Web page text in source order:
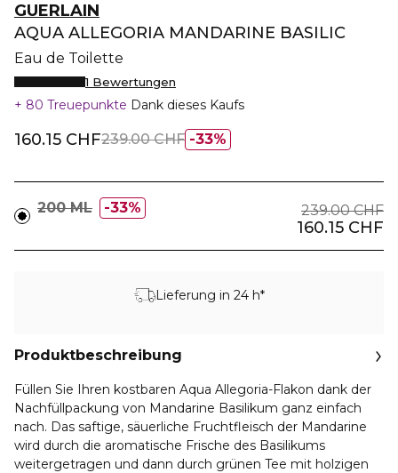
GUERLAIN
AQUA ALLEGORIA MANDARINE BASILIC
Eau de Toilette
1 Bewertungen
80 Treuepunkte Dank dieses Kaufs
33%
160.15 CHF239.00 CHF
200 ML 33% 239.00 CHF
160.15 CHF
Lieferung in 24 h*
Produktbeschreibung
Füllen Sie Ihren kostbaren Aqua Allegoria-Flakon dank der
Nachfüllpackung von Mandarine Basilikum ganz einfach
nach. Das saftige, säuerliche Fruchtfleisch der Mandarine
wird durch die aromatische Frische des Basilikums
weitergetragen und dann durch grünen Tee mit holzigen